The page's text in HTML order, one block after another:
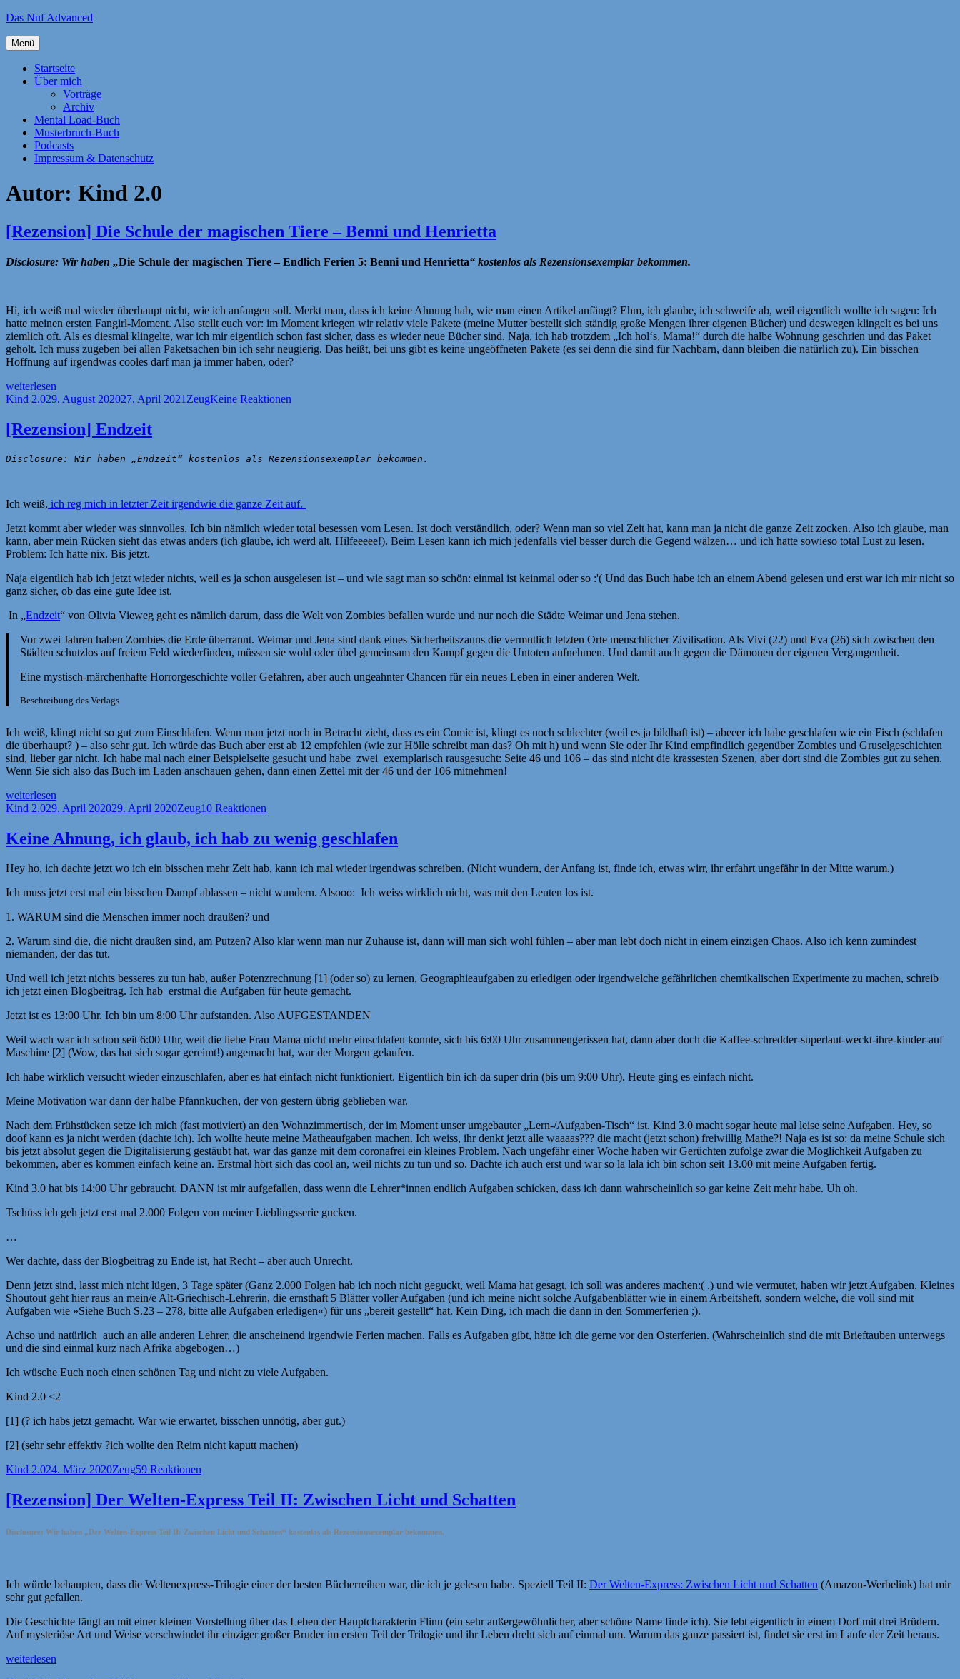
Zum
springen
Das Nuf Advanced
Menü
Startseite
Über mich
Vorträge
Archiv
Mental Load-Buch
Musterbruch-Buch
Podcasts
Impressum & Datenschutz
Autor: Kind 2.0
[Rezension] Die Schule der magischen Tiere – Benni und Henrietta
Disclosure: Wir haben „Die Schule der magischen Tiere – Endlich Ferien 5: Benni und Henrietta“ kostenlos als Rezensionsexemplar bekommen.
Hi, ich weiß mal wieder überhaupt nicht, wie ich anfangen soll. Merkt man, dass ich keine Ahnung hab, wie man einen Artikel anfängt? Ehm, ich glaube, ich schweife ab, weil eigentlich wollte ich sagen: Ich
hatte meinen ersten Fangirl-Moment. Also stellt euch vor: im Moment kriegen wir relativ viele Pakete (meine Mutter bestellt sich ständig große Mengen ihrer eigenen Bücher) und deswegen klingelt es bei uns
ziemlich oft. Als es diesmal klingelte, war ich mir eigentlich schon fast sicher, dass es wieder neue Bücher sind. Naja, ich hab trotzdem „Ich hol‘s, Mama!“ durch die halbe Wohnung geschrien und das Paket
geholt. Ich muss zugeben bei allen Paketsachen bin ich sehr neugierig. Das heißt, bei uns gibt es keine ungeöffneten Pakete (es sei denn die sind für Nachbarn, dann bleiben die natürlich zu). Ein bisschen
Hoffnung auf irgendwas cooles darf man ja immer haben, oder?
„[Rezension]
Die
der
magischen
–
Henrietta“
weiterlesen
Autor
Kind 2.0Veröffentlicht
29. August 202027. April 2021 Kategorien
ZeugKeine Reaktionen
[Rezension] Endzeit
Disclosure: Wir haben „Endzeit“ kostenlos als Rezensionsexemplar bekommen.
Ich weiß, ich reg mich in letzter Zeit irgendwie die ganze Zeit auf.
Jetzt kommt aber wieder was sinnvolles. Ich bin nämlich wieder total besessen vom Lesen. Ist doch verständlich, oder? Wenn man so viel Zeit hat, kann man ja nicht die ganze Zeit zocken. Also ich glaube, man
kann, aber mein Rücken sieht das etwas anders (ich glaube, ich werd alt, Hilfeeeee!). Beim Lesen kann ich mich jedenfalls viel besser durch die Gegend wälzen… und ich hatte sowieso total Lust zu lesen.
Problem: Ich hatte nix. Bis jetzt.
Naja eigentlich hab ich jetzt wieder nichts, weil es ja schon ausgelesen ist – und wie sagt man so schön: einmal ist keinmal oder so :'( Und das Buch habe ich an einem Abend gelesen und erst war ich mir nicht so
ganz sicher, ob das eine gute Idee ist.
In „Endzeit“ von Olivia Vieweg geht es nämlich darum, dass die Welt von Zombies befallen wurde und nur noch die Städte Weimar und Jena stehen.
Vor zwei Jahren haben Zombies die Erde überrannt. Weimar und Jena sind dank eines Sicherheitszauns die vermutlich letzten Orte menschlicher Zivilisation. Als Vivi (22) und Eva (26) sich zwischen den
Städten schutzlos auf freiem Feld wiederfinden, müssen sie wohl oder übel gemeinsam den Kampf gegen die Untoten aufnehmen. Und damit auch gegen die Dämonen der eigenen Vergangenheit.
Eine mystisch-märchenhafte Horrorgeschichte voller Gefahren, aber auch ungeahnter Chancen für ein neues Leben in einer anderen Welt.
Beschreibung des Verlags
Ich weiß, klingt nicht so gut zum Einschlafen. Wenn man jetzt noch in Betracht zieht, dass es ein Comic ist, klingt es noch schlechter (weil es ja bildhaft ist) – abeeer ich habe geschlafen wie ein Fisch (schlafen
die überhaupt? ) – also sehr gut. Ich würde das Buch aber erst ab 12 empfehlen (wie zur Hölle schreibt man das? Oh mit h) und wenn Sie oder Ihr Kind empfindlich gegenüber Zombies und Gruselgeschichten
sind, lieber gar nicht. Ich habe mal nach einer Beispielseite gesucht und habe zwei exemplarisch rausgesucht: Seite 46 und 106 – das sind nicht die krassesten Szenen, aber dort sind die Zombies gut zu sehen.
Wenn Sie sich also das Buch im Laden anschauen gehen, dann einen Zettel mit der 46 und der 106 mitnehmen!
„[Rezension]
Endzeit“
weiterlesen
Autor
Kind 2.0Veröffentlicht
29. April 202029. April 2020Kategorien
Zeug10 Reaktionen
Keine Ahnung, ich glaub, ich hab zu wenig geschlafen
Hey ho, ich dachte jetzt wo ich ein bisschen mehr Zeit hab, kann ich mal wieder irgendwas schreiben. (Nicht wundern, der Anfang ist, finde ich, etwas wirr, ihr erfahrt ungefähr in der Mitte warum.)
Ich muss jetzt erst mal ein bisschen Dampf ablassen – nicht wundern. Alsooo: Ich weiss wirklich nicht, was mit den Leuten los ist.
1. WARUM sind die Menschen immer noch draußen? und
2. Warum sind die, die nicht draußen sind, am Putzen? Also klar wenn man nur Zuhause ist, dann will man sich wohl fühlen – aber man lebt doch nicht in einem einzigen Chaos. Also ich kenn zumindest
niemanden, der das tut.
Und weil ich jetzt nichts besseres zu tun hab, außer Potenzrechnung [1] (oder so) zu lernen, Geographieaufgaben zu erledigen oder irgendwelche gefährlichen chemikalischen Experimente zu machen, schreib
ich jetzt einen Blogbeitrag. Ich hab erstmal die Aufgaben für heute gemacht.
Jetzt ist es 13:00 Uhr. Ich bin um 8:00 Uhr aufstanden. Also AUFGESTANDEN
Weil wach war ich schon seit 6:00 Uhr, weil die liebe Frau Mama nicht mehr einschlafen konnte, sich bis 6:00 Uhr zusammengerissen hat, dann aber doch die Kaffee-schredder-superlaut-weckt-ihre-kinder-auf
Maschine [2] (Wow, das hat sich sogar gereimt!) angemacht hat, war der Morgen gelaufen.
Ich habe wirklich versucht wieder einzuschlafen, aber es hat einfach nicht funktioniert. Eigentlich bin ich da super drin (bis um 9:00 Uhr). Heute ging es einfach nicht.
Meine Motivation war dann der halbe Pfannkuchen, der von gestern übrig geblieben war.
Nach dem Frühstücken setze ich mich (fast motiviert) an den Wohnzimmertisch, der im Moment unser umgebauter „Lern-/Aufgaben-Tisch“ ist. Kind 3.0 macht sogar heute mal leise seine Aufgaben. Hey, so
doof kann es ja nicht werden (dachte ich). Ich wollte heute meine Matheaufgaben machen. Ich weiss, ihr denkt jetzt alle waaaas??? die macht (jetzt schon) freiwillig Mathe?! Naja es ist so: da meine Schule sich
bis jetzt absolut gegen die Digitalisierung gestäubt hat, war das ganze mit dem coronafrei ein kleines Problem. Nach ungefähr einer Woche haben wir Gerüchten zufolge zwar die Möglichkeit Aufgaben zu
bekommen, aber es kommen einfach keine an. Erstmal hört sich das cool an, weil nichts zu tun und so. Dachte ich auch erst und war so la lala ich bin schon seit 13.00 mit meine Aufgaben fertig.
Kind 3.0 hat bis 14:00 Uhr gebraucht. DANN ist mir aufgefallen, dass wenn die Lehrer*innen endlich Aufgaben schicken, dass ich dann wahrscheinlich so gar keine Zeit mehr habe. Uh oh.
Tschüss ich geh jetzt erst mal 2.000 Folgen von meiner Lieblingsserie gucken.
…
Wer dachte, dass der Blogbeitrag zu Ende ist, hat Recht – aber auch Unrecht.
Denn jetzt sind, lasst mich nicht lügen, 3 Tage später (Ganz 2.000 Folgen hab ich noch nicht geguckt, weil Mama hat gesagt, ich soll was anderes machen:( .) und wie vermutet, haben wir jetzt Aufgaben. Kleines
Shoutout geht hier raus an mein/e Alt-Griechisch-Lehrerin, die ernsthaft 5 Blätter voller Aufgaben (und ich meine nicht solche Aufgabenblätter wie in einem Arbeitsheft, sondern welche, die voll sind mit
Aufgaben wie »Siehe Buch S.23 – 278, bitte alle Aufgaben erledigen«) für uns „bereit gestellt“ hat. Kein Ding, ich mach die dann in den Sommerferien ;).
Achso und natürlich auch an alle anderen Lehrer, die anscheinend irgendwie Ferien machen. Falls es Aufgaben gibt, hätte ich die gerne vor den Osterferien. (Wahrscheinlich sind die mit Brieftauben unterwegs
und die sind einmal kurz nach Afrika abgebogen…)
Ich wüsche Euch noch einen schönen Tag und nicht zu viele Aufgaben.
Kind 2.0 <2
[1] (? ich habs jetzt gemacht. War wie erwartet, bisschen unnötig, aber gut.)
[2] (sehr sehr effektiv ?ich wollte den Reim nicht kaputt machen)
Autor
Kind 2.0Veröffentlicht
24. März 2020Kategorien
Zeug59 Reaktionen
[Rezension] Der Welten-Express Teil II: Zwischen Licht und Schatten
Disclosure: Wir haben „Der Welten-Express Teil II: Zwischen Licht und Schatten“ kostenlos als Rezensionsexemplar bekommen.
Ich würde behaupten, dass die Weltenexpress-Trilogie einer der besten Bücherreihen war, die ich je gelesen habe. Speziell Teil II: Der Welten-Express: Zwischen Licht und Schatten (Amazon-Werbelink) hat mir
sehr gut gefallen.
Die Geschichte fängt an mit einer kleinen Vorstellung über das Leben der Hauptcharakterin Flinn (ein sehr außergewöhnlicher, aber schöne Name finde ich). Sie lebt eigentlich in einem Dorf mit drei Brüdern.
Auf mysteriöse Art und Weise verschwindet ihr einziger großer Bruder im ersten Teil der Trilogie und ihr Leben dreht sich auf einmal um. Warum das ganze passiert ist, findet sie erst im Laufe der Zeit heraus.
„[Rezension]
weiterlesen